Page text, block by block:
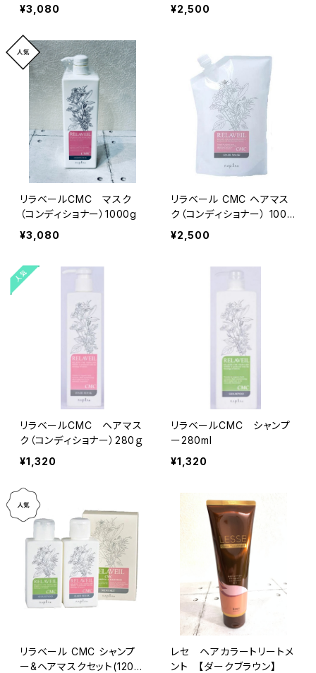
¥3,080
¥2,500
リラベールCMC マスク
（コンディショナー）1000g
¥3,080
リラベール CMC ヘアマス
ク（コンディショナー） 1000
gレフィル
¥2,500
リラベールCMC ヘアマス
ク（コンディショナー）280ｇ
¥1,320
リラベールCMC シャンプ
ー280ml
¥1,320
リラベール CMC シャンプ
ー&ヘアマスクセット(120ml
レセ ヘアカラートリートメ
ント 【ダークブラウン】